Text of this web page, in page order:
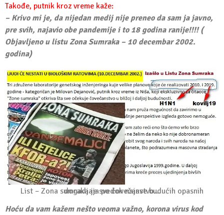
Takođe, putnik kroz vreme kaže:
– Krivo mi je, da nijedan medij nije preneo da sam ja javno,
pre svih, najavio obe pandemije i to 18 godina ranije!!!! (
Objavljeno u listuZona Sumraka– 10 decembar 2002.
godina)
List – Zona sumraka je svedok najave budućih opasnih dogadjaja po čovečanstvo…
Hoću da vam kažem nešto veoma važno, korona virus kod